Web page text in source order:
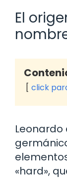
El
click
Leonardo
«hard»,